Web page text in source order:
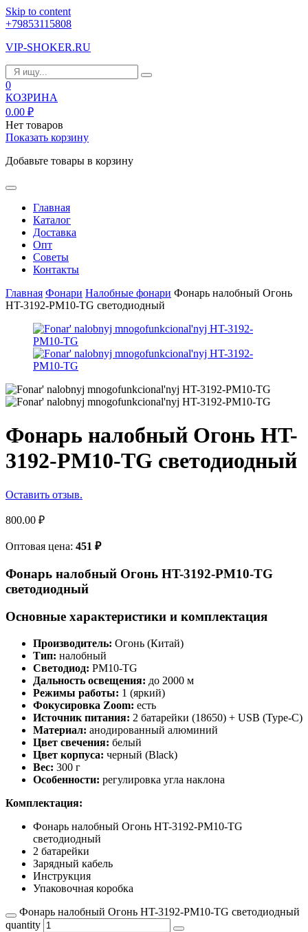
Skip to content
+79853115808
VIP-SHOKER.RU
0
КОЗРИНА
0.00 ₽
Нет товаров
Показать корзину
Добавьте товары в корзину
Главная
Каталог
Доставка
Опт
Советы
Контакты
Главная Фонари Налобные фонари Фонарь налобный Огонь
HT-3192-PM10-TG светодиодный
Фонарь налобный Огонь HT-
3192-PM10-TG светодиодный
Оставить отзыв.
800.00 ₽
Оптовая цена: 451 ₽
Фонарь налобный Огонь HT-3192-PM10-TG
светодиодный
Основные характеристики и комплектация
Производитель: Огонь (Китай)
Тип: налобный
Светодиод: PM10-TG
Дальность освещения: до 2000 м
Режимы работы: 1 (яркий)
Фокусировка Zoom: есть
Источник питания: 2 батарейки (18650) + USB (Type-C)
Материал: анодированный алюминий
Цвет свечения: белый
Цвет корпуса: черный (Black)
Вес: 300 г
Особенности: регулировка угла наклона
Комплектация:
Фонарь налобный Огонь HT-3192-PM10-TG
светодиодный
2 батарейки
Зарядный кабель
Инструкция
Упаковочная коробка
Фонарь налобный Огонь HT-3192-PM10-TG светодиодный
quantity